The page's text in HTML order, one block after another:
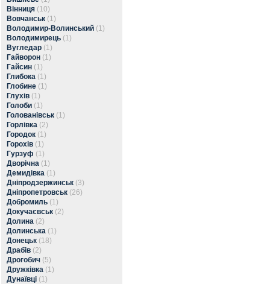
Вінниця (10)
Вовчанськ (1)
Володимир-Волинський (1)
Володимирець (1)
Вугледар (1)
Гайворон (1)
Гайсин (1)
Глибока (1)
Глобине (1)
Глухів (1)
Голоби (1)
Голованівськ (1)
Горлівка (2)
Городок (1)
Горохів (1)
Гурзуф (1)
Дворічна (1)
Демидівка (1)
Дніпродзержинськ (3)
Дніпропетровськ (26)
Добромиль (1)
Докучаєвськ (2)
Долина (2)
Долинська (1)
Донецьк (18)
Драбів (2)
Дрогобич (5)
Дружківка (1)
Дунаївці (1)